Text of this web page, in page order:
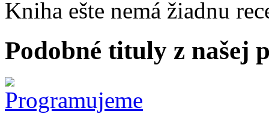
Kniha ešte nemá žiadnu
Podobné tituly z našej